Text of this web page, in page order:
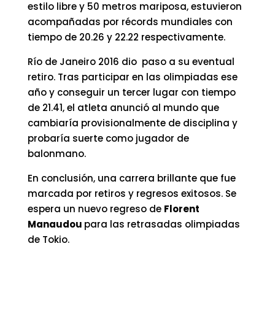
estilo libre y 50 metros mariposa, estuvieron
acompañadas por récords mundiales con
tiempo de 20.26 y 22.22 respectivamente.
Río de Janeiro 2016 dio paso a su eventual
retiro. Tras participar en las olimpiadas ese
año y conseguir un tercer lugar con tiempo
de 21.41, el atleta anunció al mundo que
cambiaría provisionalmente de disciplina y
probaría suerte como jugador de
balonmano.
En conclusión, una carrera brillante que fue
marcada por retiros y regresos exitosos. Se
espera un nuevo regreso de Florent
Manaudou para las retrasadas olimpiadas
de Tokio.